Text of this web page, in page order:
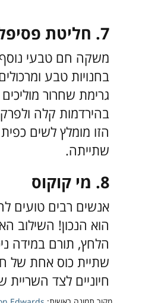
7. חליטת
משקה חם טבעי נוסף
בחנויות טבע
גרימת שחרור
בהירדמות קלה
שתייתה.
8. מי קוקוס
אנשים רבים טועים
הלחץ, תורם במידה
שתיית כוס אחת של
חיוניים לצד